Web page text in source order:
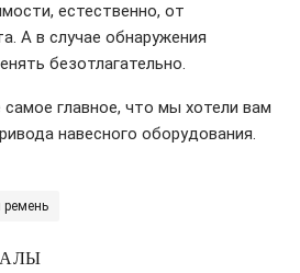
естественно, от
А в случае обнаружения
безотлагательно.
главное, что мы хотели вам
навесного оборудования.
ремень